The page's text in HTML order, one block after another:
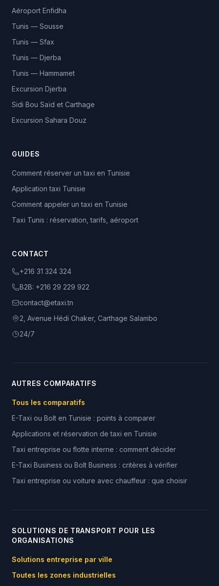
Aéroport Enfidha
Tunis — Sousse
Tunis — Sfax
Tunis — Djerba
Tunis — Hammamet
Excursion Djerba
Sidi Bou Saïd et Carthage
Excursion Sahara Douz
GUIDES
Comment réserver un taxi en Tunisie
Application taxi Tunisie
Comment appeler un taxi en Tunisie
Taxi Tunis : réservation, tarifs, aéroport
CONTACT
+216 31 324 324
B2B: +216 29 229 922
contact@etaxi.tn
2, Avenue Hédi Chaker, Carthage Salambo
24/7
AUTRES COMPARATIFS
Tous les comparatifs
E-Taxi ou Bolt en Tunisie : points à comparer
Applications et réservation de taxi en Tunisie
Taxi entreprise ou flotte interne : comment décider
E-Taxi Business ou Bolt Business : critères à vérifier
Taxi entreprise ou voiture avec chauffeur : que choisir
SOLUTIONS DE TRANSPORT POUR LES
ORGANISATIONS
Solutions entreprise par ville
Toutes les zones industrielles